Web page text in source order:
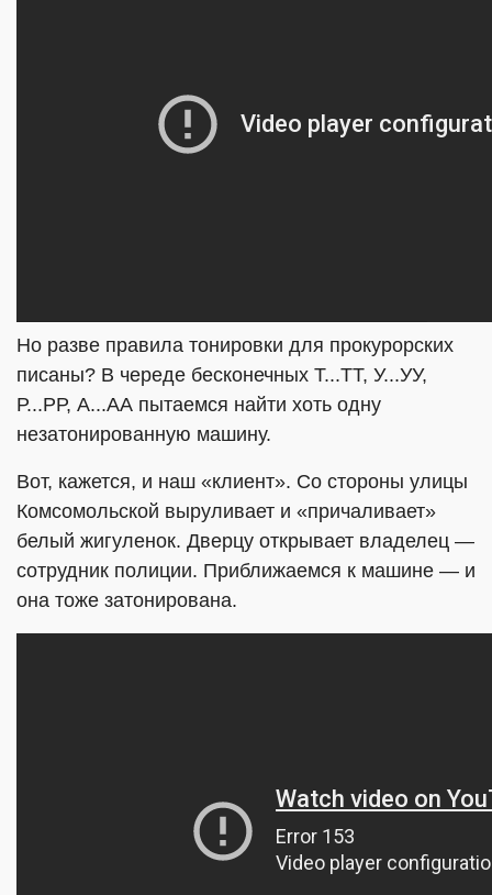
Но разве правила тонировки для прокурорских
писаны? В череде бесконечных Т...ТТ, У...УУ,
Р...РР, А...АА пытаемся найти хоть одну
незатонированную машину.
Вот, кажется, и наш «клиент». Со стороны улицы
Комсомольской выруливает и «причаливает»
белый жигуленок. Дверцу открывает владелец —
сотрудник полиции. Приближаемся к машине — и
она тоже затонирована.